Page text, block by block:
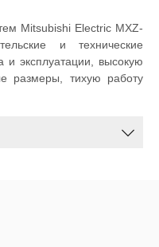
Mitsubishi Electric MXZ-
и технические
и эксплуатации, высокую
размеры, тихую работу